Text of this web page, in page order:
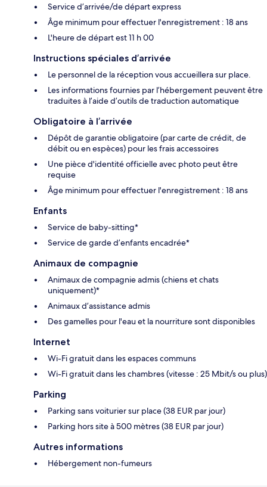
Service d’arrivée/de départ express
Âge minimum pour effectuer l'enregistrement : 18 ans
L'heure de départ est 11 h 00
Instructions spéciales d’arrivée
Le personnel de la réception vous accueillera sur place.
Les informations fournies par l’hébergement peuvent être
traduites à l’aide d’outils de traduction automatique
Obligatoire à l’arrivée
Dépôt de garantie obligatoire (par carte de crédit, de
débit ou en espèces) pour les frais accessoires
Une pièce d'identité officielle avec photo peut être
requise
Âge minimum pour effectuer l'enregistrement : 18 ans
Enfants
Service de baby-sitting*
Service de garde d’enfants encadrée*
Animaux de compagnie
Animaux de compagnie admis (chiens et chats
uniquement)*
Animaux d’assistance admis
Des gamelles pour l'eau et la nourriture sont disponibles
Internet
Wi-Fi gratuit dans les espaces communs
Wi-Fi gratuit dans les chambres (vitesse : 25 Mbit/s ou plus)
Parking
Parking sans voiturier sur place (38 EUR par jour)
Parking hors site à 500 mètres (38 EUR par jour)
Autres informations
Hébergement non-fumeurs